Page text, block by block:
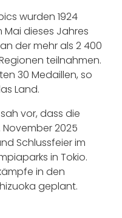
wurden 1924
Mai dieses Jahres
der mehr als 2 400
teilnahmen.
30 Medaillen, so
Land.
vor, dass die
2025
Schlussfeier im
in Tokio.
in den
geplant.